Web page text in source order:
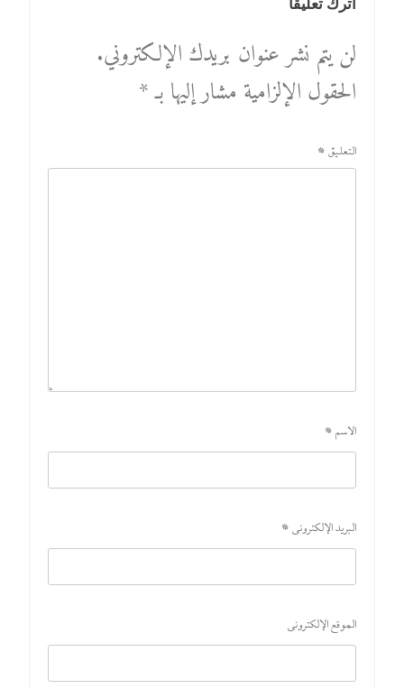
اترك تعليقاً
لن يتم نشر عنوان بريدك الإلكتروني.
الحقول الإلزامية مشار إليها بـ*
التعليق *
الاسم *
البريد الإلكتروني *
الموقع الإلكتروني